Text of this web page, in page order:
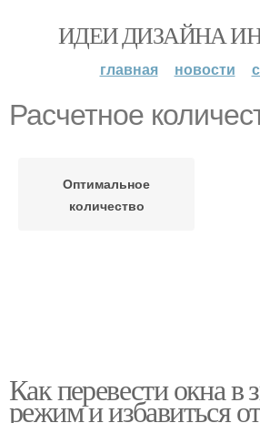
ИДЕИ ДИЗАЙНА
главная новости
Расчетное
Оптимальное
количество
Как перевести окна в
режим и избавиться